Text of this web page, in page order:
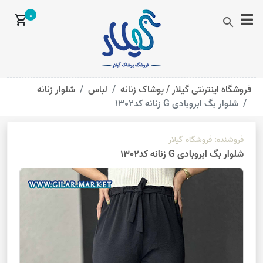
search
shopping_cart0
فروشگاه اینترنتی گیلار /پوشاک زنانه لباس
شلوار زنانه
شلوار بگ ابروبادی G زنانه کد1302
فروشنده: فروشگاه گیلار
شلوار بگ ابروبادی G زنانه کد1302